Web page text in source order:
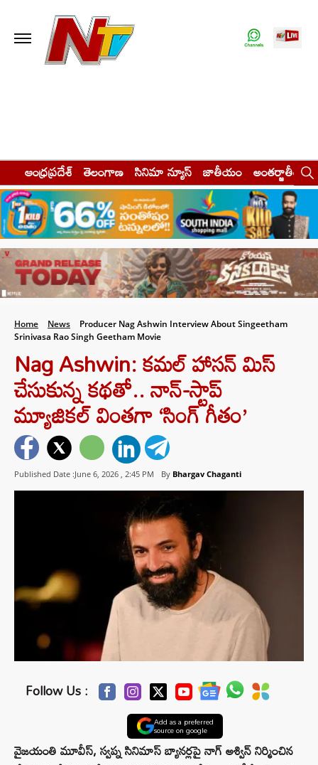
ఆంధ్రప్రదేశ్ తెలంగాణ సినిమా న్యూస్ జాతీయం అంతర్జాతీయం
Home News
Producer Nag Ashwin Interview About Singeetham
Srinivasa Rao Singh Geetham Movie
Nag Ashwin: కమల్ హాసన్ మిస్
చేసుకున్న కథతో.. నాన్-స్టాప్
మ్యూజికల్ వింతగా ‘సింగ్ గీతం’
Published Date :June 6, 2026 , 2:45 PM By Bhargav Chaganti
Follow Us :
Add as a preferred
source on google
వైజయంతి మూవీస్, స్వప్న సినిమాస్ బ్యానర్లపై నాగ్ అశ్విన్ నిర్మించిన